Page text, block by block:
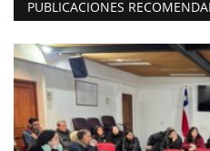
PUBLICACIONES